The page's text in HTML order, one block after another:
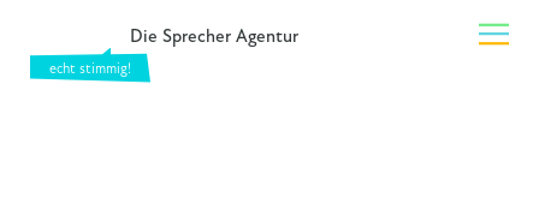
Die Sprecher Agentur